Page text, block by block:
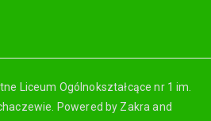
Liceum Ogólnokształcące nr 1 im.
Powered by Zakra and